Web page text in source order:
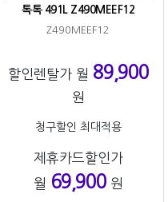
톡톡 491L Z490MEEF12
Z490MEEF12
할인렌탈가 월 89,900
원
청구할인 최대적용
제휴카드할인가
월 69,900원